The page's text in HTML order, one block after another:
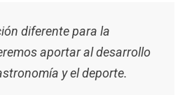
diferente para la
aportar al desarrollo
y el deporte.